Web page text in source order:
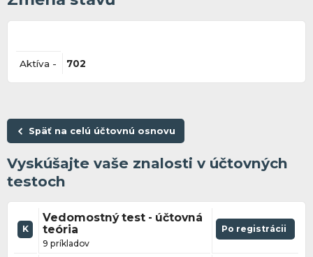
Aktíva - 702
Späť na celú účtovnú osnovu
Vyskúšajte vaše znalosti v účtovných
testoch
K
Vedomostný test - účtovná
teória
9 príkladov
Po registrácii